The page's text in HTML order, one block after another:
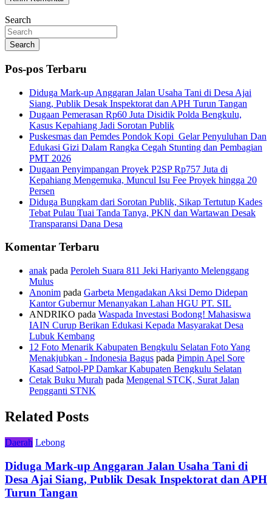
Search
Search
Pos-pos Terbaru
Diduga Mark-up Anggaran Jalan Usaha Tani di Desa Ajai
Siang, Publik Desak Inspektorat dan APH Turun Tangan
Dugaan Pemerasan Rp60 Juta Disidik Polda Bengkulu,
Kasus Kepahiang Jadi Sorotan Publik
Puskesmas dan Pemdes Pondok Kopi Gelar Penyuluhan Dan
Edukasi Gizi Dalam Rangka Cegah Stunting dan Pembagian
PMT 2026
Dugaan Penyimpangan Proyek P2SP Rp757 Juta di
Kepahiang Mengemuka, Muncul Isu Fee Proyek hingga 20
Persen
Diduga Bungkam dari Sorotan Publik, Sikap Tertutup Kades
Tebat Pulau Tuai Tanda Tanya, PKN dan Wartawan Desak
Transparansi Dana Desa
Komentar Terbaru
anak pada Peroleh Suara 811 Jeki Hariyanto Melenggang
Mulus
Anonim pada Garbeta Mengadakan Aksi Demo Didepan
Kantor Gubernur Menanyakan Lahan HGU PT. SIL
ANDRIKO pada Waspada Investasi Bodong! Mahasiswa
IAIN Curup Berikan Edukasi Kepada Masyarakat Desa
Lubuk Kembang
12 Foto Menarik Kabupaten Bengkulu Selatan Foto Yang
Menakjubkan - Indonesia Bagus pada Pimpin Apel Sore
Kasad Satpol-PP Damkar Kabupaten Bengkulu Selatan
Cetak Buku Murah pada Mengenal STCK, Surat Jalan
Pengganti STNK
Related Posts
Daerah Lebong
Diduga Mark-up Anggaran Jalan Usaha Tani di
Desa Ajai Siang, Publik Desak Inspektorat dan APH
Turun Tangan